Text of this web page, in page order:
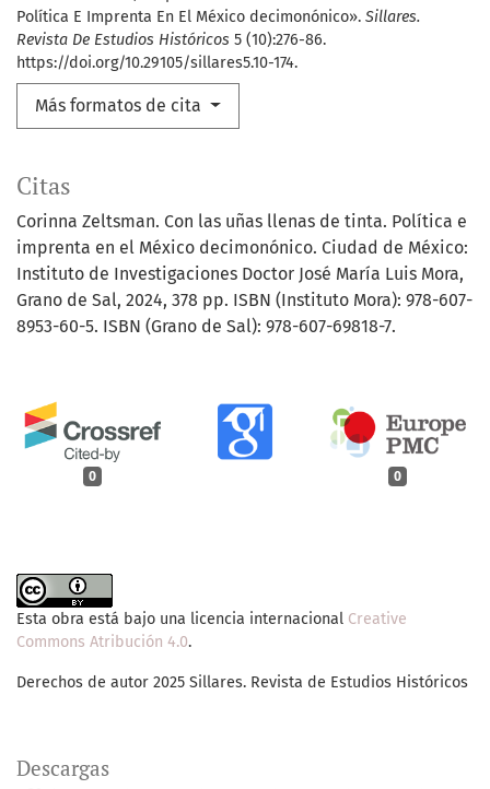
Política E Imprenta En El México decimonónico». Sillares.
Revista De Estudios Históricos 5 (10):276-86.
https://doi.org/10.29105/sillares5.10-174.
Más formatos de cita
0 0
Citas
Corinna Zeltsman. Con las uñas llenas de tinta. Política e
imprenta en el México decimonónico. Ciudad de México:
Instituto de Investigaciones Doctor José María Luis Mora,
Grano de Sal, 2024, 378 pp. ISBN (Instituto Mora): 978-607-
8953-60-5. ISBN (Grano de Sal): 978-607-69818-7.
Esta obra está bajo una licencia internacional Creative
Commons Atribución 4.0.
Derechos de autor 2025 Sillares. Revista de Estudios Históricos
Descargas